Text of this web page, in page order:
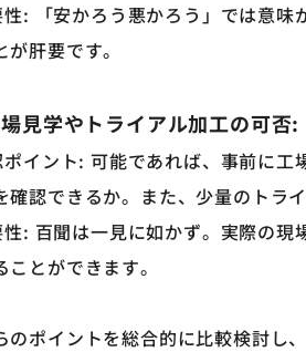
性: 「安かろう悪かろう」では意
が肝要です。
見学やトライアル加工の可否:
ポイント: 可能であれば、事前に
確認できるか。また、少量のトラ
性: 百聞は一見に如かず。実際の
ことができます。
のポイントを総合的に比較検討し